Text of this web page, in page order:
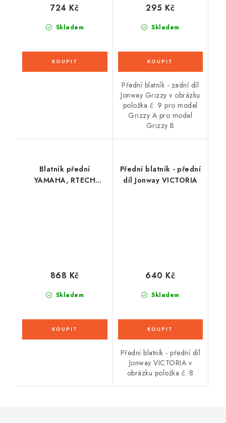
Skladem
724 Kč
Skladem
295 Kč
Přední blatník - zadní díl
Jonway Grizzy v obrázku
položka č. 9 pro model
Grizzy A pro model
Grizzy B
Blatník přední
YAMAHA, RTECH
Skladem
868 Kč
Přední blatník - přední
díl Jonway VICTORIA
Skladem
640 Kč
Přední blatník - přední díl
Jonway VICTORIA v
obrázku položka č. 8